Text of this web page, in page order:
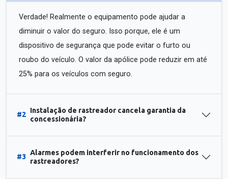
Verdade! Realmente o equipamento pode ajudar a
diminuir o valor do seguro. Isso porque, ele é um
dispositivo de segurança que pode evitar o furto ou
roubo do veículo. O valor da apólice pode reduzir em até
25% para os veículos com seguro.
#2
Instalação de rastreador cancela garantia da
concessionária?
#3
Alarmes podem interferir no funcionamento dos
rastreadores?